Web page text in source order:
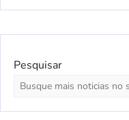
Pesquisar